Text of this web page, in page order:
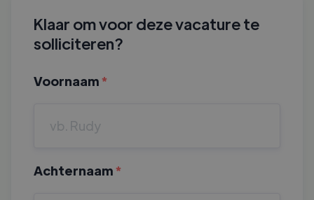
Klaar om voor deze vacature te
solliciteren?
Voornaam *
Achternaam *